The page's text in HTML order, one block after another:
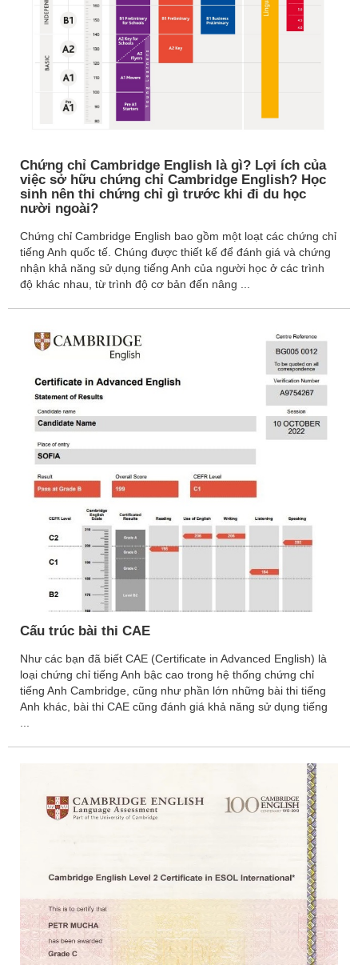
Chứng chỉ Cambridge English là gì? Lợi ích của
việc sở hữu chứng chỉ Cambridge English? Học
sinh nên thi chứng chỉ gì trước khi đi du học
nười ngoài?
Chứng chỉ Cambridge English bao gồm một loạt các chứng chỉ
tiếng Anh quốc tế. Chúng được thiết kế để đánh giá và chứng
nhận khả năng sử dụng tiếng Anh của người học ở các trình
độ khác nhau, từ trình độ cơ bản đến nâng ...
Cấu trúc bài thi CAE
Như các bạn đã biết CAE (Certificate in Advanced English) là
loại chứng chỉ tiếng Anh bậc cao trong hệ thống chứng chỉ
tiếng Anh Cambridge, cũng như phần lớn những bài thi tiếng
Anh khác, bài thi CAE cũng đánh giá khả năng sử dụng tiếng
...
HỌC SINH ĐẠT VISA